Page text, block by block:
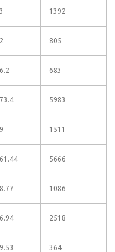
1392
805
683
5983
1511
5666
1086
2518
364